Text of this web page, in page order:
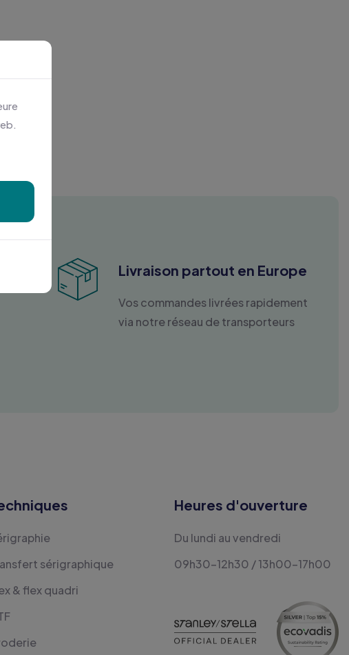
Livraison partout en Europe
Vos commandes livrées rapidement
via notre réseau de transporteurs
sérigraphique
& flex quadri
Heures d'ouverture
Du lundi au vendredi
09h30-12h30 / 13h00-17h00